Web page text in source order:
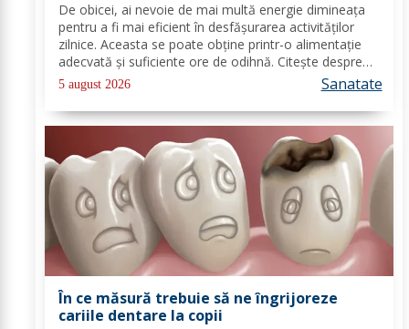
De obicei, ai nevoie de mai multă energie dimineața
pentru a fi mai eficient în desfășurarea activităților
zilnice. Aceasta se poate obține printr-o alimentație
adecvată și suficiente ore de odihnă. Citește despre
băuturile care pot oferi energie dimineața. În general,
oamenii aleg să bea cafea...
5 august 2026 Sanatate
În ce măsură trebuie să ne îngrijoreze
cariile dentare la copii